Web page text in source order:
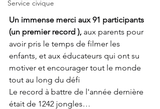
Service civique
Un immense merci aux 91 participants
(un premier record ), aux parents pour
avoir pris le temps de filmer les
enfants, et aux éducateurs qui ont su
motiver et encourager tout le monde
tout au long du défi
Le record à battre de l'année dernière
était de 1242 jongles…